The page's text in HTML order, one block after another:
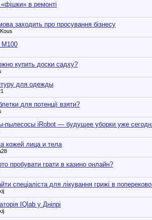
в ремонті
заходить про просування бізнесу
М100
купить доски садху?
для одежды
для потенції взяти?
пылесосы iRobot — будущее уборки уже
кожей лица и тела
пробувати грати в казино онлайн?
спеціаліста для лікування грижі в
IQlab у Дніпрі